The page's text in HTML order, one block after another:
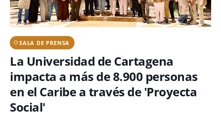
SALA DE PRENSA
La Universidad de Cartagena
impacta a más de 8.900 personas
en el Caribe a través de 'Proyecta
Social'